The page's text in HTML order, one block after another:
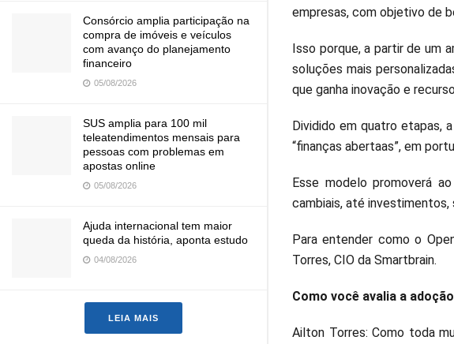
Consórcio amplia participação na
compra de imóveis e veículos
com avanço do planejamento
financeiro
05/08/2026
SUS amplia para 100 mil
teleatendimentos mensais para
pessoas com problemas em
apostas online
05/08/2026
Ajuda internacional tem maior
queda da história, aponta estudo
04/08/2026
LEIA MAIS
empresas, com objetivo de
Isso porque, a partir de um
soluções mais
que ganha inovação e
Dividido em quatro etapas,
“finanças abertaas”, em
Esse modelo promoverá
cambiais, até investimentos,
Para entender como o
Torres, CIO da Smartbrain.
Como você avalia a
Ailton Torres: Como toda